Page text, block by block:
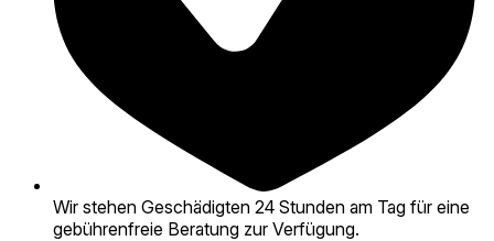
Wir stehen Geschädigten 24 Stunden am Tag für eine
gebührenfreie Beratung zur Verfügung.